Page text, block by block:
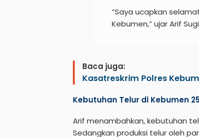
“Saya ucapkan
Kebumen,” ujar Arif
Baca juga:
Kasatreskrim Polres
Kebutuhan Telur di Kebumen
Arif menambahkan, kebutuhan
Sedangkan produksi telur oleh